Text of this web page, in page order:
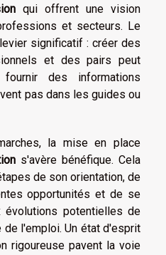
qui offrent une vision
et secteurs. Le
significatif : créer des
et des pairs peut
des informations
pas dans les guides ou
la mise en place
s'avère bénéfique. Cela
de son orientation, de
opportunités et de se
évolutions potentielles de
l'emploi. Un état d'esprit
rigoureuse pavent la voie